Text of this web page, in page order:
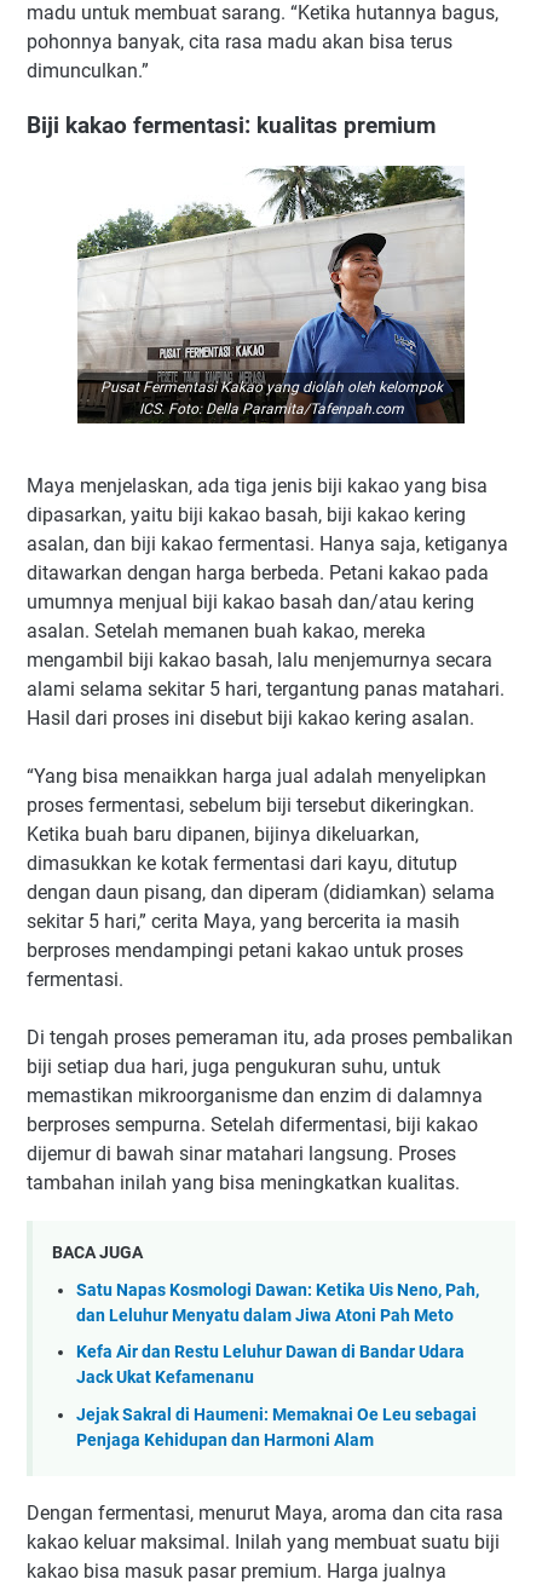
madu untuk membuat sarang. “Ketika hutannya bagus,
pohonnya banyak, cita rasa madu akan bisa terus
dimunculkan.”
Biji kakao fermentasi: kualitas premium
Pusat Fermentasi Kakao yang diolah oleh kelompok
ICS. Foto: Della Paramita/Tafenpah.com
Maya menjelaskan, ada tiga jenis biji kakao yang bisa
dipasarkan, yaitu biji kakao basah, biji kakao kering
asalan, dan biji kakao fermentasi. Hanya saja, ketiganya
ditawarkan dengan harga berbeda. Petani kakao pada
umumnya menjual biji kakao basah dan/atau kering
asalan. Setelah memanen buah kakao, mereka
mengambil biji kakao basah, lalu menjemurnya secara
alami selama sekitar 5 hari, tergantung panas matahari.
Hasil dari proses ini disebut biji kakao kering asalan.
“Yang bisa menaikkan harga jual adalah menyelipkan
proses fermentasi, sebelum biji tersebut dikeringkan.
Ketika buah baru dipanen, bijinya dikeluarkan,
dimasukkan ke kotak fermentasi dari kayu, ditutup
dengan daun pisang, dan diperam (didiamkan) selama
sekitar 5 hari,” cerita Maya, yang bercerita ia masih
berproses mendampingi petani kakao untuk proses
fermentasi.
Di tengah proses pemeraman itu, ada proses pembalikan
biji setiap dua hari, juga pengukuran suhu, untuk
memastikan mikroorganisme dan enzim di dalamnya
berproses sempurna. Setelah difermentasi, biji kakao
dijemur di bawah sinar matahari langsung. Proses
tambahan inilah yang bisa meningkatkan kualitas.
BACA JUGA
Satu Napas Kosmologi Dawan: Ketika Uis Neno, Pah,
dan Leluhur Menyatu dalam Jiwa Atoni Pah Meto
Kefa Air dan Restu Leluhur Dawan di Bandar Udara
Jack Ukat Kefamenanu
Jejak Sakral di Haumeni: Memaknai Oe Leu sebagai
Penjaga Kehidupan dan Harmoni Alam
Dengan fermentasi, menurut Maya, aroma dan cita rasa
kakao keluar maksimal. Inilah yang membuat suatu biji
kakao bisa masuk pasar premium. Harga jualnya